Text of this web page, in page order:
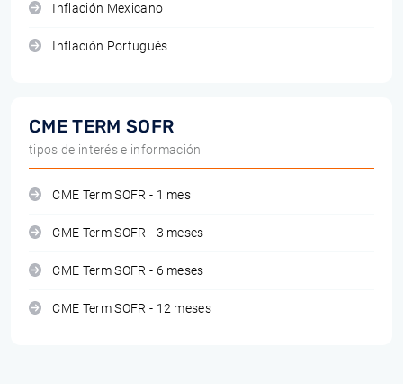
Inflación Mexicano
Inflación Portugués
CME TERM SOFR
tipos de interés e información
CME Term SOFR - 1 mes
CME Term SOFR - 3 meses
CME Term SOFR - 6 meses
CME Term SOFR - 12 meses